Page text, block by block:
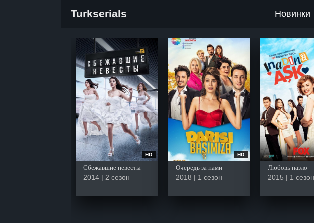
Turkserials Новинки
HD
Сбежавшие невесты
2014 | 2 сезон
HD
Очередь за нами
2018 | 1 сезон
Любовь назло
2015 | 1 сезон